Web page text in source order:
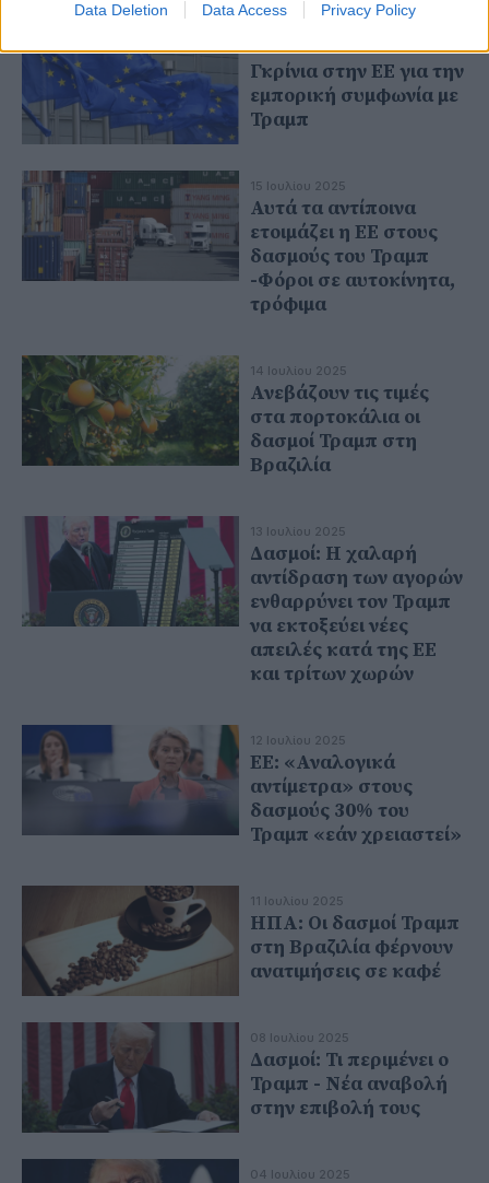
Data Deletion Data Access Privacy Policy
28 Ιουλίου 2025
Γκρίνια στην ΕΕ για την
εμπορική συμφωνία με
Τραμπ
15 Ιουλίου 2025
Αυτά τα αντίποινα
ετοιμάζει η ΕΕ στους
δασμούς του Τραμπ
-Φόροι σε αυτοκίνητα,
τρόφιμα
14 Ιουλίου 2025
Ανεβάζουν τις τιμές
στα πορτοκάλια οι
δασμοί Τραμπ στη
Βραζιλία
13 Ιουλίου 2025
Δασμοί: Η χαλαρή
αντίδραση των αγορών
ενθαρρύνει τον Τραμπ
να εκτοξεύει νέες
απειλές κατά της ΕΕ
και τρίτων χωρών
12 Ιουλίου 2025
ΕΕ: «Αναλογικά
αντίμετρα» στους
δασμούς 30% του
Τραμπ «εάν χρειαστεί»
11 Ιουλίου 2025
ΗΠΑ: Οι δασμοί Τραμπ
στη Βραζιλία φέρνουν
ανατιμήσεις σε καφέ
08 Ιουλίου 2025
Δασμοί: Τι περιμένει ο
Τραμπ - Νέα αναβολή
στην επιβολή τους
04 Ιουλίου 2025